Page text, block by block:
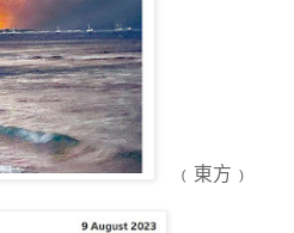
﹙東方﹚